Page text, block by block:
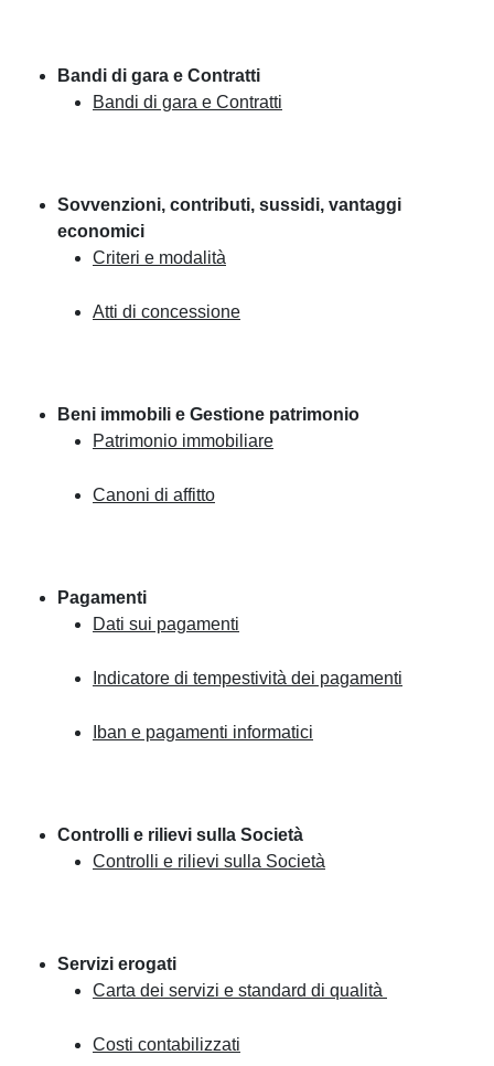
Bandi di gara e Contratti
Bandi di gara e Contratti
Sovvenzioni, contributi, sussidi, vantaggi
economici
Criteri e modalità
Atti di concessione
Beni immobili e Gestione patrimonio
Patrimonio immobiliare
Canoni di affitto
Pagamenti
Dati sui pagamenti
Indicatore di tempestività dei pagamenti
Iban e pagamenti informatici
Controlli e rilievi sulla Società
Controlli e rilievi sulla Società
Servizi erogati
Carta dei servizi e standard di qualità
Costi contabilizzati